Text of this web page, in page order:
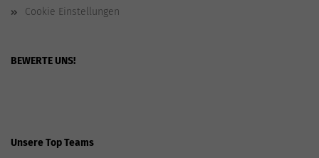
Cookie Einstellungen
BEWERTE UNS!
Unsere Top Teams